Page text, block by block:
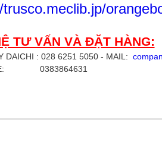
TƯ VẤN VÀ ĐẶT HÀNG:
DAICHI : 028 6251 5050 - MAIL:
0383864631